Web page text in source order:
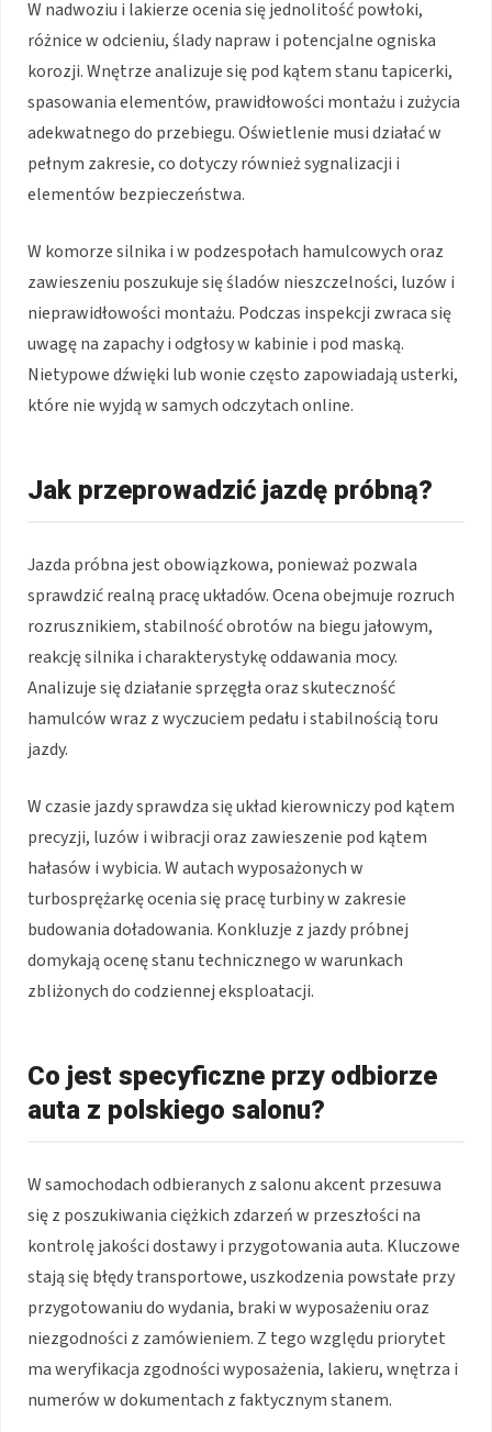
W nadwoziu i lakierze ocenia się jednolitość powłoki,
różnice w odcieniu, ślady napraw i potencjalne ogniska
korozji. Wnętrze analizuje się pod kątem stanu tapicerki,
spasowania elementów, prawidłowości montażu i zużycia
adekwatnego do przebiegu. Oświetlenie musi działać w
pełnym zakresie, co dotyczy również sygnalizacji i
elementów bezpieczeństwa.
W komorze silnika i w podzespołach hamulcowych oraz
zawieszeniu poszukuje się śladów nieszczelności, luzów i
nieprawidłowości montażu. Podczas inspekcji zwraca się
uwagę na zapachy i odgłosy w kabinie i pod maską.
Nietypowe dźwięki lub wonie często zapowiadają usterki,
które nie wyjdą w samych odczytach online.
Jak przeprowadzić jazdę próbną?
Jazda próbna jest obowiązkowa, ponieważ pozwala
sprawdzić realną pracę układów. Ocena obejmuje rozruch
rozrusznikiem, stabilność obrotów na biegu jałowym,
reakcję silnika i charakterystykę oddawania mocy.
Analizuje się działanie sprzęgła oraz skuteczność
hamulców wraz z wyczuciem pedału i stabilnością toru
jazdy.
W czasie jazdy sprawdza się układ kierowniczy pod kątem
precyzji, luzów i wibracji oraz zawieszenie pod kątem
hałasów i wybicia. W autach wyposażonych w
turbosprężarkę ocenia się pracę turbiny w zakresie
budowania doładowania. Konkluzje z jazdy próbnej
domykają ocenę stanu technicznego w warunkach
zbliżonych do codziennej eksploatacji.
Co jest specyficzne przy odbiorze
auta z polskiego salonu?
W samochodach odbieranych z salonu akcent przesuwa
się z poszukiwania ciężkich zdarzeń w przeszłości na
kontrolę jakości dostawy i przygotowania auta. Kluczowe
stają się błędy transportowe, uszkodzenia powstałe przy
przygotowaniu do wydania, braki w wyposażeniu oraz
niezgodności z zamówieniem. Z tego względu priorytet
ma weryfikacja zgodności wyposażenia, lakieru, wnętrza i
numerów w dokumentach z faktycznym stanem.